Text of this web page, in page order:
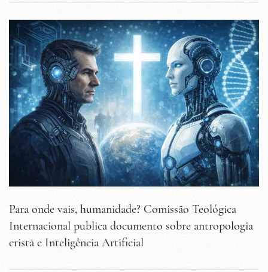
Para onde vais, humanidade? Comissão Teológica
Internacional publica documento sobre antropologia
cristã e Inteligência Artificial